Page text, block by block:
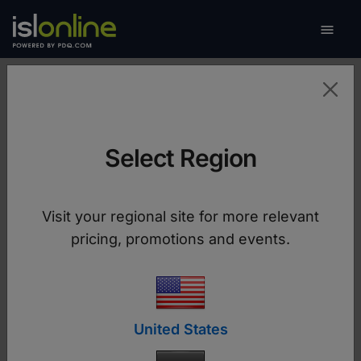

Admin-Modus
Der ISL Online-Admin-Modus ermöglicht eine
nahtlose Interaktion mit der Windows UAC auf
Zugriff auf jeden Computer mit
Administratorrechten.
Select Region
Visit your regional site for more relevant
pricing, promotions and events.
United States